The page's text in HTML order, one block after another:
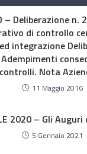
– Deliberazione
di controllo
integrazione
Nota
11 Maggio 2016
2020 – Gli Auguri
5 Gennaio 2021